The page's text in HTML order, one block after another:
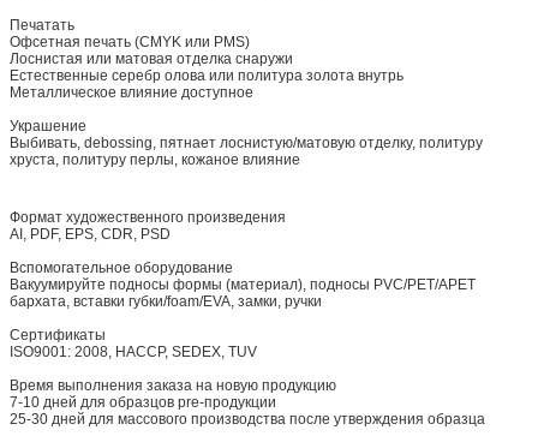
Печатать
Офсетная печать (CMYK или PMS)
Лоснистая или матовая отделка снаружи
Естественные серебр олова или политура золота внутрь
Металлическое влияние доступное
Украшение
Выбивать, debossing, пятнает лоснистую/матовую отделку, политуру
хруста, политуру перлы, кожаное влияние
Формат художественного произведения
AI, PDF, EPS, CDR, PSD
Вспомогательное оборудование
Вакуумируйте подносы формы (материал), подносы PVC/PET/APET
бархата, вставки губки/foam/EVA, замки, ручки
Сертификаты
ISO9001: 2008, HACCP, SEDEX, TUV
Время выполнения заказа на новую продукцию
7-10 дней для образцов pre-продукции
25-30 дней для массового производства после утверждения образца